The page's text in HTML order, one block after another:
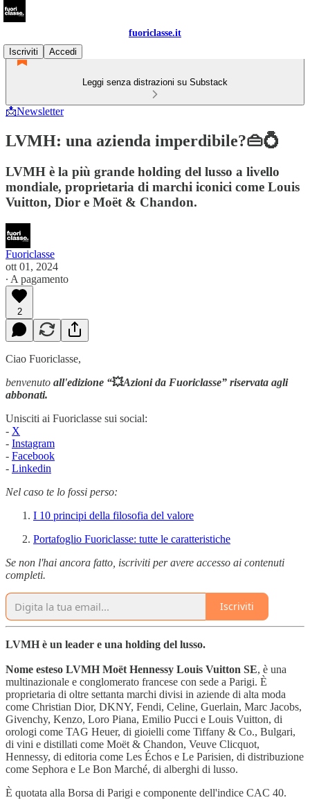
fuoriclasse.it
Iscriviti
Accedi
Leggi senza distrazioni su Substack
📩Newsletter
LVMH: una azienda imperdibile?👜💍
LVMH è la più grande holding del lusso a livello
mondiale, proprietaria di marchi iconici come Louis
Vuitton, Dior e Moët & Chandon.
Fuoriclasse
ott 01, 2024
∙ A pagamento
2
Ciao Fuoriclasse,
benvenuto all'edizione “💥Azioni da Fuoriclasse” riservata agli
abbonati.
Unisciti ai Fuoriclasse sui social:
- X
- Instagram
- Facebook
- Linkedin
Nel caso te lo fossi perso:
I 10 principi della filosofia del valore
Portafoglio Fuoriclasse: tutte le caratteristiche
Se non l'hai ancora fatto, iscriviti per avere accesso ai contenuti
completi.
Iscriviti
LVMH è un leader e una holding del lusso.
Nome esteso LVMH Moët Hennessy Louis Vuitton SE, è una
multinazionale e conglomerato francese con sede a Parigi. È
proprietaria di oltre settanta marchi divisi in aziende di alta moda
come Christian Dior, DKNY, Fendi, Celine, Guerlain, Marc Jacobs,
Givenchy, Kenzo, Loro Piana, Emilio Pucci e Louis Vuitton, di
orologi come TAG Heuer, di gioielli come Tiffany & Co., Bulgari,
di vini e distillati come Moët & Chandon, Veuve Clicquot,
Hennessy, di editoria come Les Échos e Le Parisien, di distribuzione
come Sephora e Le Bon Marché, di alberghi di lusso.
È quotata alla Borsa di Parigi e componente dell'indice CAC 40.